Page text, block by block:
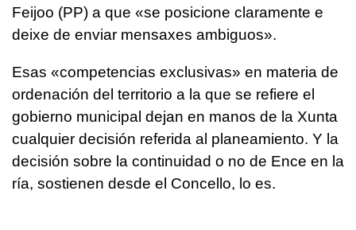
Feijoo (PP) a que «se posicione claramente e
deixe de enviar mensaxes ambiguos».
Esas «competencias exclusivas» en materia de
ordenación del territorio a la que se refiere el
gobierno municipal dejan en manos de la Xunta
cualquier decisión referida al planeamiento. Y la
decisión sobre la continuidad o no de Ence en la
ría, sostienen desde el Concello, lo es.